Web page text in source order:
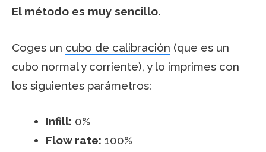
El método es muy sencillo.
Coges un cubo de calibración (que es un
cubo normal y corriente), y lo imprimes con
los siguientes parámetros:
Infill: 0%
Flow rate: 100%